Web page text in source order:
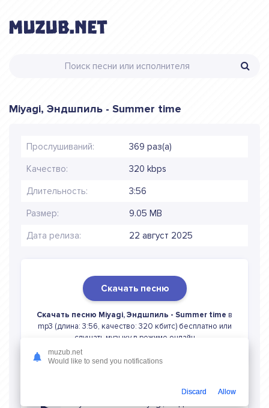
Miyagi, Эндшпиль - Summer time
Прослушиваний: 369 раз(а)
Качество: 320 kbps
Длительность: 3:56
Размер: 9.05 MB
Дата релиза: 22 август 2025
Скачать песню
Скачать песню Miyagi, Эндшпиль - Summer time в
mp3 (длина: 3:56, качество: 320 кбитс) бесплатно или
слушать музыку в режиме онлайн
muzub.net
Would like to send you notifications
Discard Allow